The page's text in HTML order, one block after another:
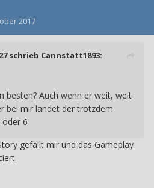
2017
schrieb Cannstatt1893:
besten? Auch wenn er weit, weit
bei mir landet der trotzdem
6
gefällt mir und das Gameplay